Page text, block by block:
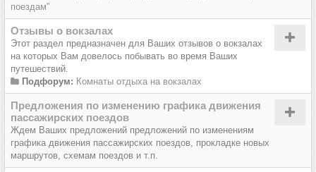
поездам"
Отзывы о вокзалах
Этот раздел предназначен для Ваших отзывов о вокзалах
на которых Вам довелось побывать во время Ваших
путешествий.
Подфорум: Комнаты отдыха на вокзалах
Предложения по изменению графика движения
пассажирских поездов
Ждем Ваших предложений предложений по изменениям
графика движения пассажирских поездов, прокладке новых
маршрутов, схемам поездов и т.п.